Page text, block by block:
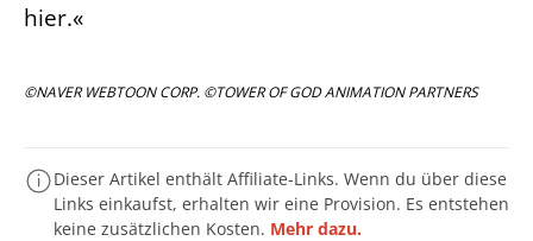
hier.«
©NAVER WEBTOON CORP. ©TOWER OF GOD ANIMATION PARTNERS
Dieser Artikel enthält Affiliate-Links. Wenn du über diese
Links einkaufst, erhalten wir eine Provision. Es entstehen
keine zusätzlichen Kosten. Mehr dazu.